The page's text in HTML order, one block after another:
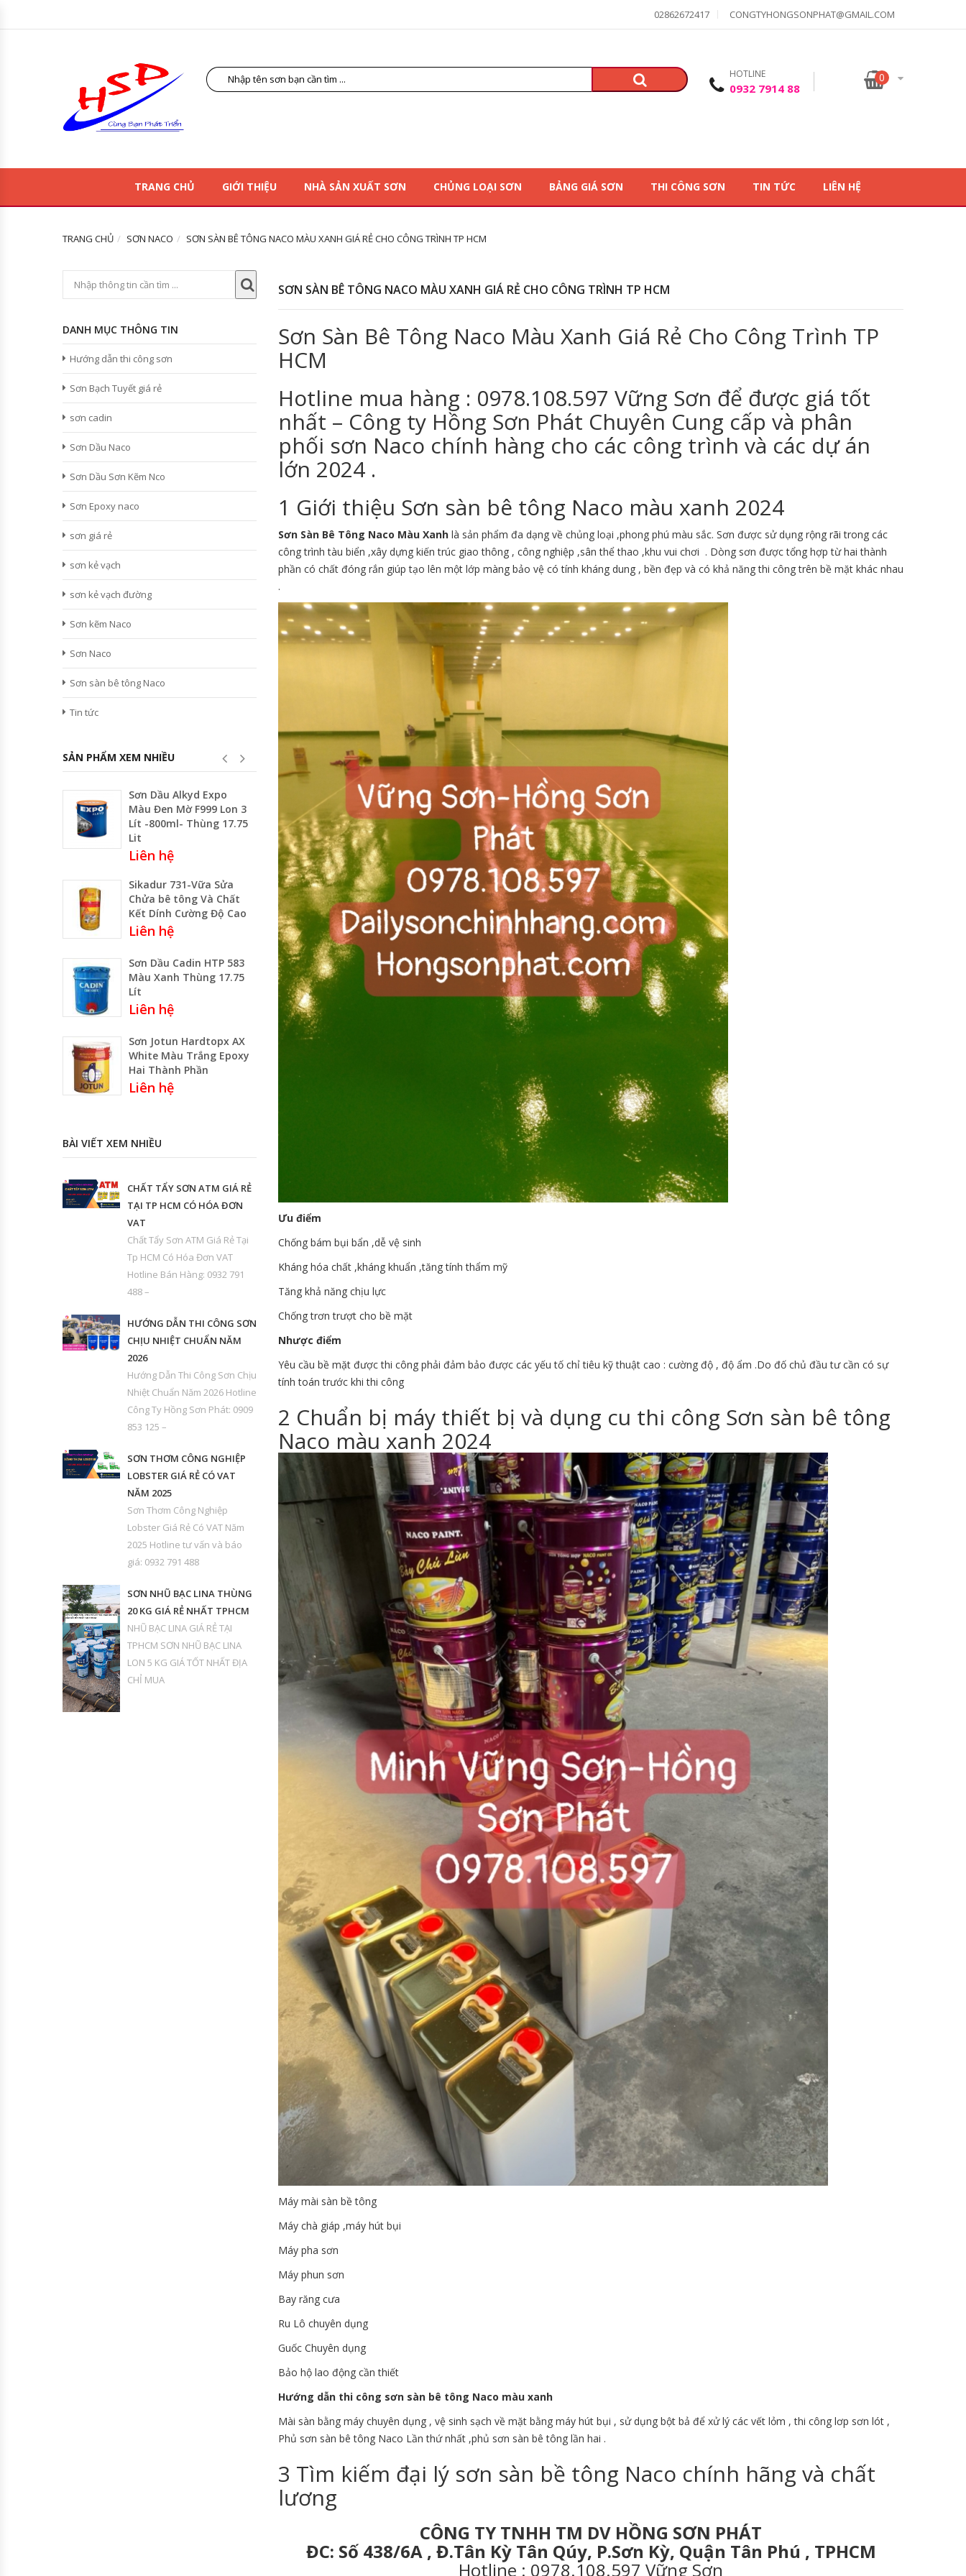
02862672417 CONGTYHONGSONPHAT@GMAIL.COM
HOTLINE
0932 7914 88
0
TRANG CHỦ GIỚI THIỆU NHÀ SẢN XUẤT SƠN CHỦNG LOẠI SƠN BẢNG GIÁ SƠN THI CÔNG SƠN TIN TỨC LIÊN HỆ
TRANG CHỦ SƠN NACO SƠN SÀN BÊ TÔNG NACO MÀU XANH GIÁ RẺ CHO CÔNG TRÌNH TP HCM
SƠN SÀN BÊ TÔNG NACO MÀU XANH GIÁ RẺ CHO CÔNG TRÌNH TP HCM
Sơn Sàn Bê Tông Naco Màu Xanh Giá Rẻ Cho Công Trình TP
HCM
Hotline mua hàng : 0978.108.597 Vững Sơn để được giá tốt
nhất – Công ty Hồng Sơn Phát Chuyên Cung cấp và phân
phối sơn Naco chính hàng cho các công trình và các dự án
lớn 2024 .
1 Giới thiệu Sơn sàn bê tông Naco màu xanh 2024
Sơn Sàn Bê Tông Naco Màu Xanh là sản phẩm đa dạng về chủng loại ,phong phú màu sắc. Sơn được sử dụng rộng rãi trong các
công trình tàu biển ,xây dựng kiến trúc giao thông , công nghiệp ,sân thể thao ,khu vui chơi . Dòng sơn được tổng hợp từ hai thành
phần có chất đóng rắn giúp tạo lên một lớp màng bảo vệ có tính kháng dung , bền đẹp và có khả năng thi công trên bề mặt khác nhau
.
Ưu điểm
Chống bám bụi bẩn ,dễ vệ sinh
Kháng hóa chất ,kháng khuẩn ,tăng tính thẩm mỹ
Tăng khả năng chịu lực
Chống trơn trượt cho bề mặt
Nhược điểm
Yêu cầu bề mặt được thi công phải đảm bảo được các yếu tố chỉ tiêu kỹ thuật cao : cường độ , độ ẩm .Do đố chủ đầu tư cần có sự
tính toán trước khi thi công
2 Chuẩn bị máy thiết bị và dụng cu thi công Sơn sàn bê tông
Naco màu xanh 2024
Máy mài sàn bề tông
Máy chà giáp ,máy hút bụi
Máy pha sơn
Máy phun sơn
Bay răng cưa
Ru Lô chuyên dụng
Guốc Chuyên dụng
Bảo hộ lao động cần thiết
Hướng dẫn thi công sơn sàn bê tông Naco màu xanh
Mài sàn bằng máy chuyên dụng , vệ sinh sạch về mặt bằng máy hút bụi , sử dụng bột bả để xử lý các vết lỏm , thi công lơp sơn lót ,
Phủ sơn sàn bê tông Naco Lần thứ nhất ,phủ sơn sàn bê tông lần hai .
3 Tìm kiếm đại lý sơn sàn bề tông Naco chính hãng và chất
lương
CÔNG TY TNHH TM DV HỒNG SƠN PHÁT
ĐC: Số 438/6A , Đ.Tân Kỳ Tân Qúy, P.Sơn Kỳ, Quận Tân Phú , TPHCM
Hotline : 0978.108.597 Vững Sơn
DANH MỤC THÔNG TIN
Hướng dẫn thi công sơn
Sơn Bạch Tuyết giá rẻ
sơn cadin
Sơn Dầu Naco
Sơn Dầu Sơn Kẽm Nco
Sơn Epoxy naco
sơn giá rẻ
sơn kẻ vạch
sơn kẻ vạch đường
Sơn kẽm Naco
Sơn Naco
Sơn sàn bê tông Naco
Tin tức
SẢN PHẨM XEM NHIỀU
Sơn Dầu Alkyd Expo
Màu Đen Mờ F999 Lon 3
Lít -800ml- Thùng 17.75
Lit
Liên hệ
Sikadur 731-Vữa Sửa
Chửa bê tông Và Chất
Kết Dính Cường Độ Cao
Liên hệ
Sơn Dầu Cadin HTP 583
Màu Xanh Thùng 17.75
Lít
Liên hệ
Sơn Jotun Hardtopx AX
White Màu Trắng Epoxy
Hai Thành Phần
Liên hệ
BÀI VIẾT XEM NHIỀU
CHẤT TẨY SƠN ATM GIÁ RẺ
TẠI TP HCM CÓ HÓA ĐƠN
VAT
Chất Tẩy Sơn ATM Giá Rẻ Tại
Tp HCM Có Hóa Đơn VAT
Hotline Bán Hàng: 0932 791
488 –
HƯỚNG DẪN THI CÔNG SƠN
CHỊU NHIỆT CHUẨN NĂM
2026
Hướng Dẫn Thi Công Sơn Chịu
Nhiệt Chuẩn Năm 2026 Hotline
Công Ty Hồng Sơn Phát: 0909
853 125 –
SƠN THƠM CÔNG NGHIỆP
LOBSTER GIÁ RẺ CÓ VAT
NĂM 2025
Sơn Thơm Công Nghiệp
Lobster Giá Rẻ Có VAT Năm
2025 Hotline tư vấn và báo
giá: 0932 791 488
SƠN NHŨ BẠC LINA THÙNG
20 KG GIÁ RẺ NHẤT TPHCM
NHŨ BẠC LINA GIÁ RẺ TẠI
TPHCM SƠN NHŨ BẠC LINA
LON 5 KG GIÁ TỐT NHẤT ĐỊA
CHỈ MUA